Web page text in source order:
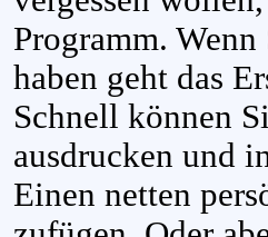
Programm.
haben geht das
Schnell können
ausdrucken und
Einen netten